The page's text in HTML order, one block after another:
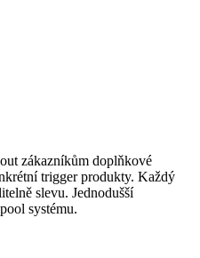
zákazníkům doplňkové
trigger produkty. Každý
slevu. Jednodušší
systému.